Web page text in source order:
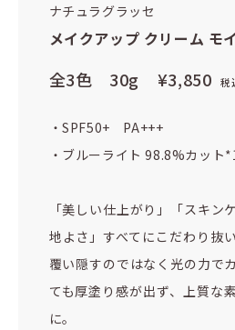
ナチュラグラッセ
メイクアップ クリーム モ
全3色 30g ¥3,850 税
・SPF50+ PA+++
・ブルーライト 98.8%カット
「美しい仕上がり」「スキン
地よさ」すべてにこだわり抜
覆い隠すのではなく光の力で
ても厚塗り感が出ず、上質な
に。